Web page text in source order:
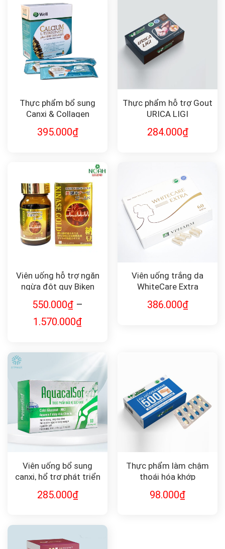
Thực phẩm bổ sung
Canxi & Collagen
Plus Fish Collagen and
395.000₫
Thực phẩm hỗ trợ Gout
URICA LIGI
284.000₫
Viên uống hỗ trợ ngăn
ngừa đột quỵ Biken
Legend
550.000₫ –
1.570.000₫
Viên uống trắng da
WhiteCare Extra
386.000₫
Viên uống bổ sung
canxi, hổ trợ phát triển
xương khớp Aquacalsof
285.000₫
Thực phẩm làm chậm
thoái hóa khớp
98.000₫